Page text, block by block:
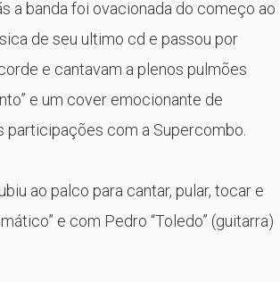
a banda foi ovacionada do começo ao
de seu ultimo cd e passou por
e cantavam a plenos pulmões
e um cover emocionante de
participações com a Supercombo.
ao palco para cantar, pular, tocar e
e com Pedro “Toledo” (guitarra)